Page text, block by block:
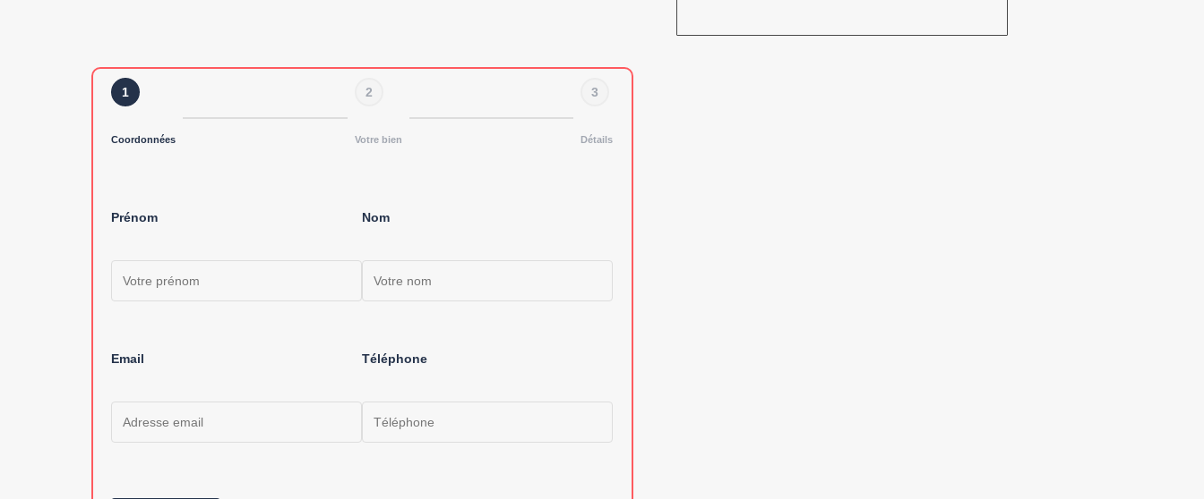
1
Coordonnées
2
Votre bien
3
Détails
Prénom Nom
Email Téléphone